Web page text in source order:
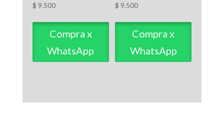
$ 9.500
Compra x
WhatsApp
$ 9.500
Compra x
WhatsApp